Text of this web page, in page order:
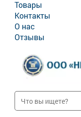
Товары
Контакты
О нас
Отзывы